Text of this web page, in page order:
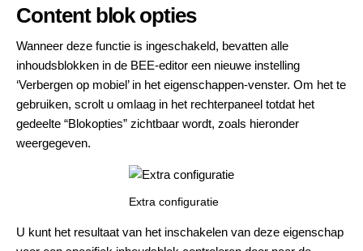
Content blok opties
Wanneer deze functie is ingeschakeld, bevatten alle
inhoudsblokken in de BEE-editor een nieuwe instelling
‘Verbergen op mobiel’ in het eigenschappen-venster. Om het te
gebruiken, scrolt u omlaag in het rechterpaneel totdat het
gedeelte “Blokopties” zichtbaar wordt, zoals hieronder
weergegeven.
Extra configuratie
U kunt het resultaat van het inschakelen van deze eigenschap